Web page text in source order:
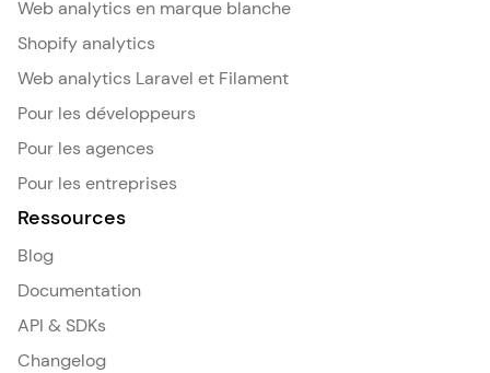
Web analytics en marque blanche
Shopify analytics
Web analytics Laravel et Filament
Pour les développeurs
Pour les agences
Pour les entreprises
Ressources
Blog
Documentation
API & SDKs
Changelog